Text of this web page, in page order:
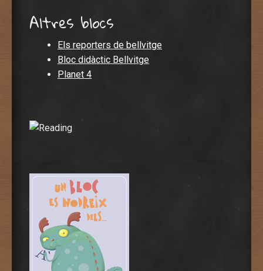
Altres blocs
Els reporters de bellvitge
Bloc didàctic Bellvitge
Planet 4